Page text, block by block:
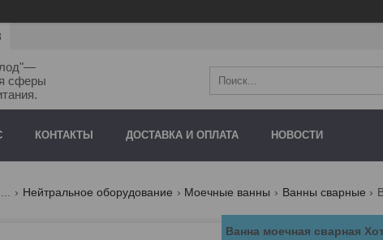
сферы
КОНТАКТЫ ДОСТАВКА И ОПЛАТА НОВОСТИ
... Нейтральное оборудование Моечные ванны Ванны сварные
Ванна моечная сварная